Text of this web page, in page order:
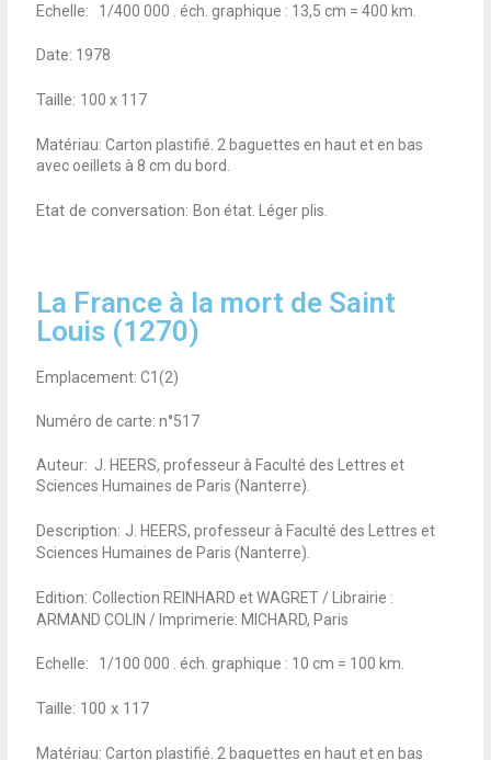
Echelle: 1/400 000 . éch. graphique : 13,5 cm = 400 km.
Date: 1978
Taille: 100 x 117
Matériau: Carton plastifié. 2 baguettes en haut et en bas
avec oeillets à 8 cm du bord.
Etat de conversation: Bon état. Léger plis.
La France à la mort de Saint
Louis (1270)
Emplacement: C1(2)
Numéro de carte: n°517
Auteur: J. HEERS, professeur à Faculté des Lettres et
Sciences Humaines de Paris (Nanterre).
Description: J. HEERS, professeur à Faculté des Lettres et
Sciences Humaines de Paris (Nanterre).
Edition: Collection REINHARD et WAGRET / Librairie :
ARMAND COLIN / Imprimerie: MICHARD, Paris
Echelle: 1/100 000 . éch. graphique : 10 cm = 100 km.
Taille: 100 x 117
Matériau: Carton plastifié. 2 baguettes en haut et en bas